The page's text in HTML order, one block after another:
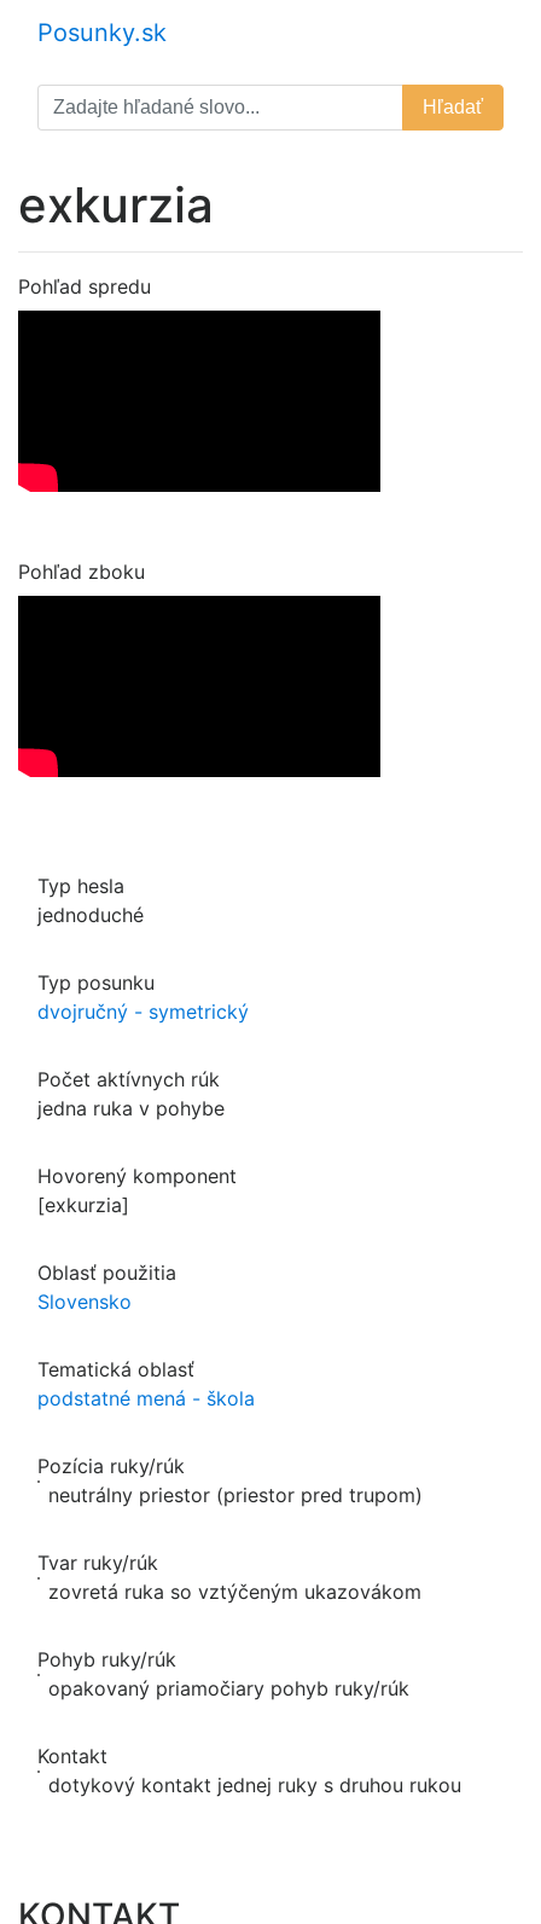
Posunky.sk
Hľadať
exkurzia
Pohľad spredu
Pohľad zboku
Typ hesla
jednoduché
Typ posunku
dvojručný - symetrický
Počet aktívnych rúk
jedna ruka v pohybe
Hovorený komponent
[exkurzia]
Oblasť použitia
Slovensko
Tematická oblasť
podstatné mená - škola
Pozícia ruky/rúk
neutrálny priestor (priestor pred trupom)
Tvar ruky/rúk
zovretá ruka so vztýčeným ukazovákom
Pohyb ruky/rúk
opakovaný priamočiary pohyb ruky/rúk
Kontakt
dotykový kontakt jednej ruky s druhou rukou
KONTAKT